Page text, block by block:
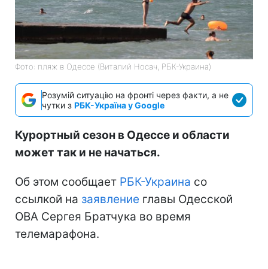
Фото: пляж в Одессе (Виталий Носач, РБК-Украина)
Розумій ситуацію на фронті через факти, а не
чутки з РБК-Україна у Google
Курортный сезон в Одессе и области
может так и не начаться.
Об этом сообщает РБК-Украина со
ссылкой на заявление главы Одесской
ОВА Сергея Братчука во время
телемарафона.